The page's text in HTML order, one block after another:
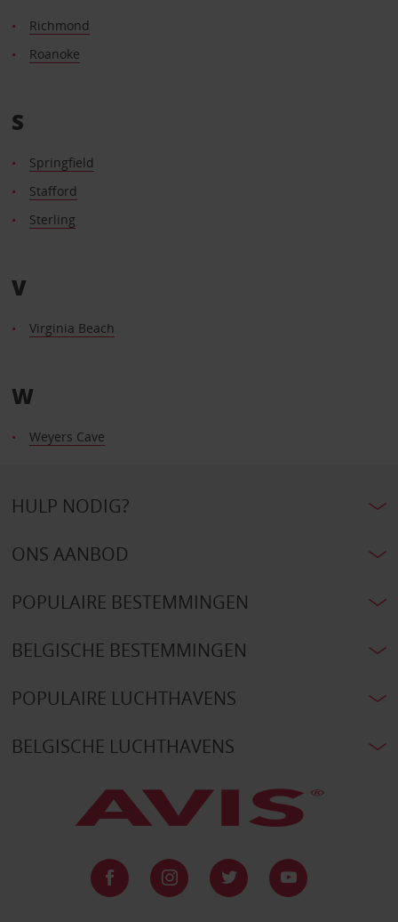
Richmond
Roanoke
S
Springfield
Stafford
Sterling
V
Virginia Beach
W
Weyers Cave
HULP NODIG?
ONS AANBOD
POPULAIRE BESTEMMINGEN
BELGISCHE BESTEMMINGEN
POPULAIRE LUCHTHAVENS
BELGISCHE LUCHTHAVENS